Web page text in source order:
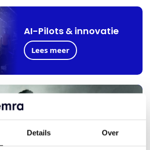
Details Over
AI-Pilots & innovatie
Lees meer